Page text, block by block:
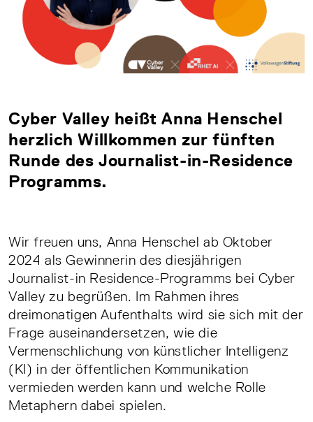
Cyber Valley heißt Anna Henschel
herzlich Willkommen zur fünften
Runde des Journalist-in-Residence
Programms.
Wir freuen uns, Anna Henschel ab Oktober
2024 als Gewinnerin des diesjährigen
Journalist-in Residence-Programms bei Cyber
Valley zu begrüßen. Im Rahmen ihres
dreimonatigen Aufenthalts wird sie sich mit der
Frage auseinandersetzen, wie die
Vermenschlichung von künstlicher Intelligenz
(KI) in der öffentlichen Kommunikation
vermieden werden kann und welche Rolle
Metaphern dabei spielen.